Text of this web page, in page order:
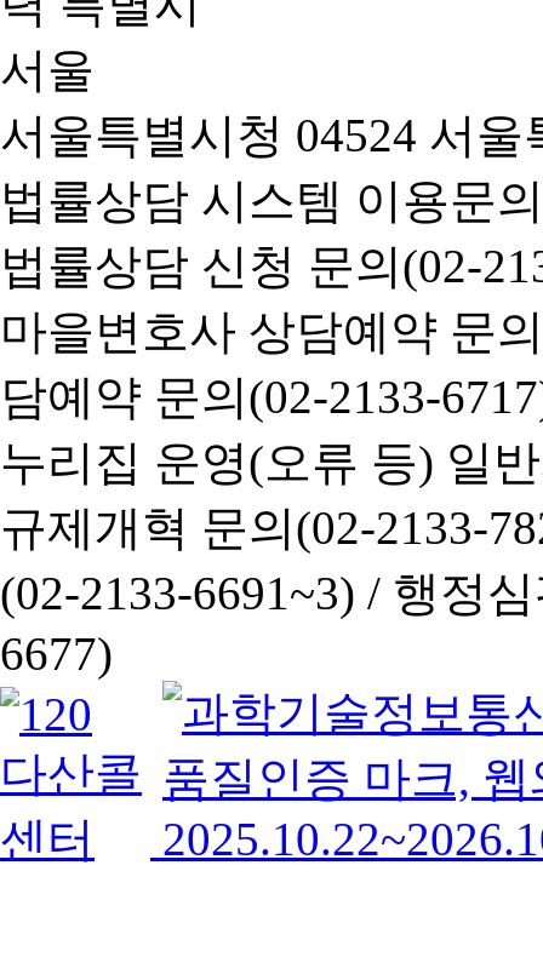
서울특별시청 04524 서
법률상담 시스템 이용문
법률상담 신청 문의(02-
마을변호사 상담예약 문
담예약 문의(02-2133-
누리집 운영(오류 등) 일
규제개혁 문의(02-2133-
(02-2133-6691~3) / 행정심
6677)